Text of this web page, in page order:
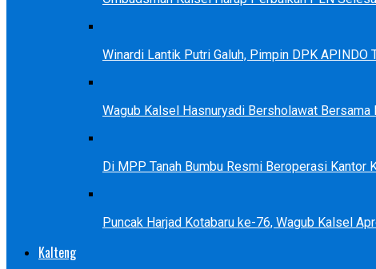
Winardi Lantik Putri Galuh, Pimpin DPK APINDO
Wagub Kalsel Hasnuryadi Bersholawat Bersama
Di MPP Tanah Bumbu Resmi Beroperasi Kantor
Puncak Harjad Kotabaru ke-76, Wagub Kalsel
Kalteng